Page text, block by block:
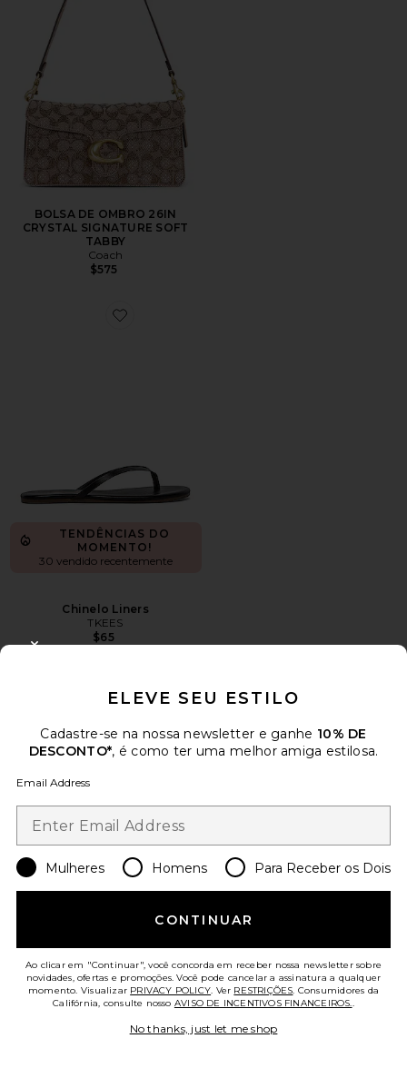
BOLSA DE OMBRO 26IN
CRYSTAL SIGNATURE SOFT
TABBY
Coach
$575
Favorite Chinelo Liners
TENDÊNCIAS DO
MOMENTO!
30 vendido recentemente
Chinelo Liners
TKEES
$65
Favorite Roma Pant
Roma Pant
SNDYS
$108
ELEVE SEU ESTILO
Cadastre-se na nossa newsletter e ganhe 10% DE
DESCONTO*, é como ter uma melhor amiga estilosa.
Email Address
Mulheres Homens Para Receber os Dois
CONTINUAR
Ao clicar em "Continuar", você concorda em receber nossa newsletter sobre
novidades, ofertas e promoções. Você pode cancelar a assinatura a qualquer
momento. Visualizar PRIVACY POLICY. Ver RESTRIÇÕES. Consumidores da
Califórnia, consulte nosso AVISO DE INCENTIVOS FINANCEIROS..
No thanks, just let me shop